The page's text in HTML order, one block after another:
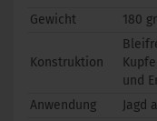
Gewicht
180
Konstruktion
und
Anwendung
Jagd